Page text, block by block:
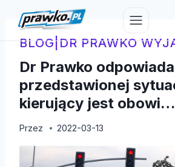
treściBLOG| DR PRAWKO
Dr Prawko
przedstawionej
kierujący jest obowi…
Przez 2022-03-13